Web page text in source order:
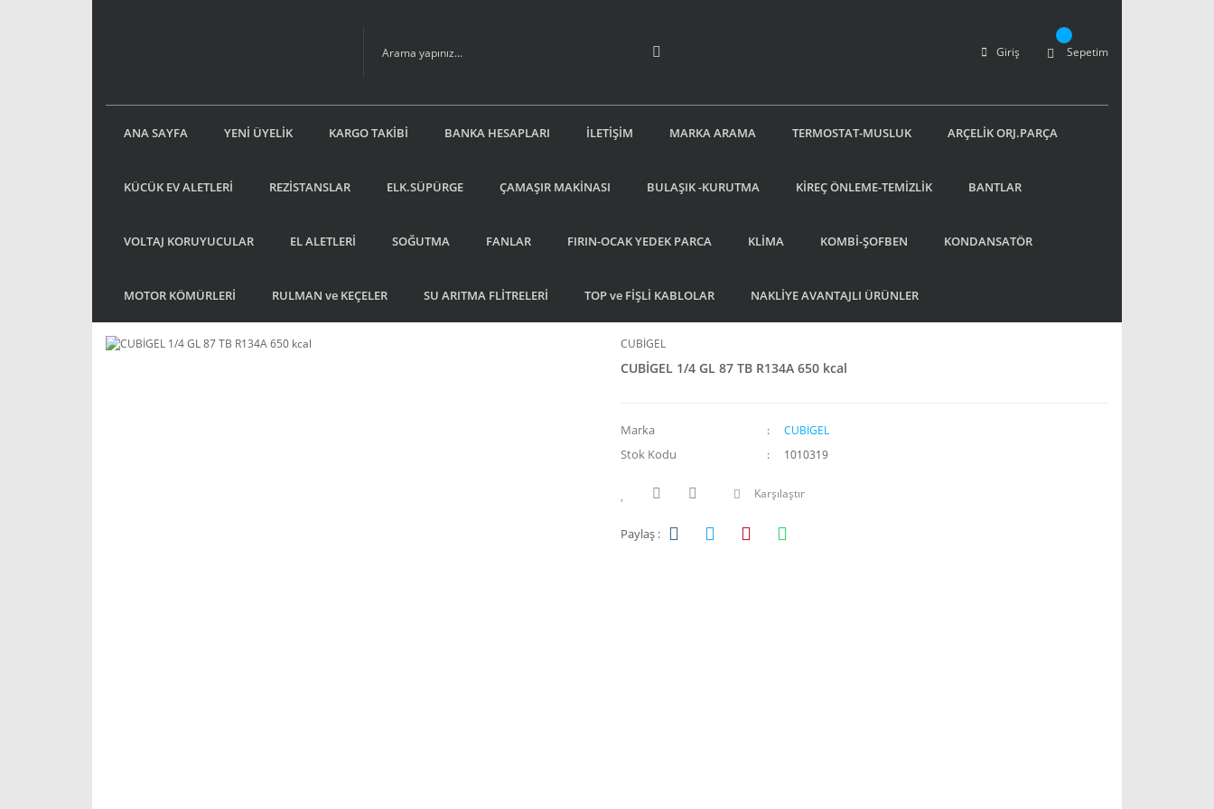
Giriş Sepetim
ANA SAYFA YENİ ÜYELİK KARGO TAKİBİ BANKA HESAPLARI İLETİŞİM MARKA ARAMA TERMOSTAT-MUSLUK ARÇELİK ORJ.PARÇA
KÜCÜK EV ALETLERİ REZİSTANSLAR ELK.SÜPÜRGE ÇAMAŞIR MAKİNASI BULAŞIK -KURUTMA KİREÇ ÖNLEME-TEMİZLİK BANTLAR
VOLTAJ KORUYUCULAR EL ALETLERİ SOĞUTMA FANLAR FIRIN-OCAK YEDEK PARCA KLİMA KOMBİ-ŞOFBEN KONDANSATÖR
MOTOR KÖMÜRLERİ RULMAN ve KEÇELER SU ARITMA FLİTRELERİ TOP ve FİŞLİ KABLOLAR NAKLİYE AVANTAJLI ÜRÜNLER
CUBİGEL
CUBİGEL 1/4 GL 87 TB R134A 650 kcal
Marka CUBİGEL
Stok Kodu 1010319
Karşılaştır
Paylaş :